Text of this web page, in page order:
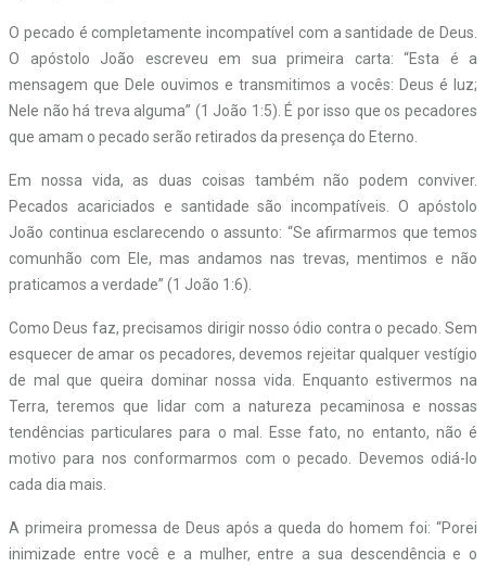
O pecado é completamente incompatível com a santidade de Deus.
O apóstolo João escreveu em sua primeira carta: “Esta é a
mensagem que Dele ouvimos e transmitimos a vocês: Deus é luz;
Nele não há treva alguma” (1 João 1:5). É por isso que os pecadores
que amam o pecado serão retirados da presença do Eterno.
Em nossa vida, as duas coisas também não podem conviver.
Pecados acariciados e santidade são incompatíveis. O apóstolo
João continua esclarecendo o assunto: “Se afirmarmos que temos
comunhão com Ele, mas andamos nas trevas, mentimos e não
praticamos a verdade” (1 João 1:6).
Como Deus faz, precisamos dirigir nosso ódio contra o pecado. Sem
esquecer de amar os pecadores, devemos rejeitar qualquer vestígio
de mal que queira dominar nossa vida. Enquanto estivermos na
Terra, teremos que lidar com a natureza pecaminosa e nossas
tendências particulares para o mal. Esse fato, no entanto, não é
motivo para nos conformarmos com o pecado. Devemos odiá-lo
cada dia mais.
A primeira promessa de Deus após a queda do homem foi: “Porei
inimizade entre você e a mulher, entre a sua descendência e o